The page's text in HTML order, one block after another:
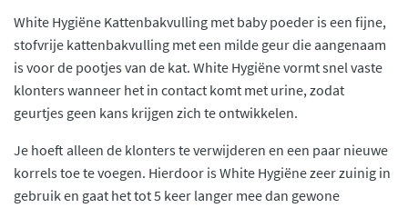
White Hygiëne Kattenbakvulling met baby poeder is een fijne,
stofvrije kattenbakvulling met een milde geur die aangenaam
is voor de pootjes van de kat. White Hygiëne vormt snel vaste
klonters wanneer het in contact komt met urine, zodat
geurtjes geen kans krijgen zich te ontwikkelen.
Je hoeft alleen de klonters te verwijderen en een paar nieuwe
korrels toe te voegen. Hierdoor is White Hygiëne zeer zuinig in
gebruik en gaat het tot 5 keer langer mee dan gewone